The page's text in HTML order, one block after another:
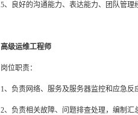
5、良好的沟通能力、表达能力、团队管理
高级运维工程师
岗位职责：
1、负责网络、服务及服务器监控和应急
2、负责相关故障、问题排查处理，编制